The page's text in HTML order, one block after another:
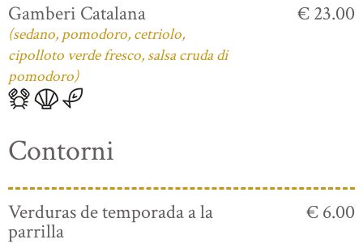
Gamberi Catalana
(sedano, pomodoro, cetriolo,
cipolloto verde fresco, salsa cruda di
pomodoro)
€ 23.00
Contorni
Verduras de temporada a la
parrilla
€ 6.00